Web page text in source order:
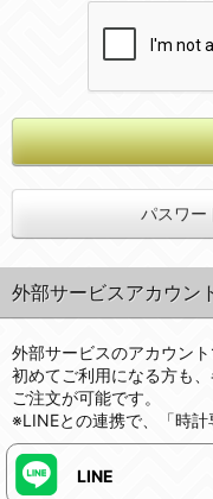
パスワー
外部サービスアカウン
外部サービスのアカウント
初めてご利用になる方も
ご注文が可能です。
※LINEとの連携で、「時計
LINE